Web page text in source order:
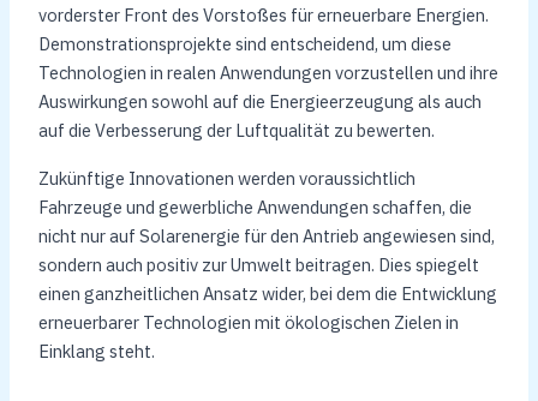
vorderster Front des Vorstoßes für erneuerbare Energien.
Demonstrationsprojekte sind entscheidend, um diese
Technologien in realen Anwendungen vorzustellen und ihre
Auswirkungen sowohl auf die Energieerzeugung als auch
auf die Verbesserung der Luftqualität zu bewerten.
Zukünftige Innovationen werden voraussichtlich
Fahrzeuge und gewerbliche Anwendungen schaffen, die
nicht nur auf Solarenergie für den Antrieb angewiesen sind,
sondern auch positiv zur Umwelt beitragen. Dies spiegelt
einen ganzheitlichen Ansatz wider, bei dem die Entwicklung
erneuerbarer Technologien mit ökologischen Zielen in
Einklang steht.